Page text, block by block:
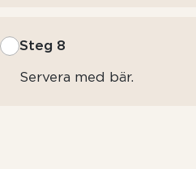
Steg 8
Servera med bär.